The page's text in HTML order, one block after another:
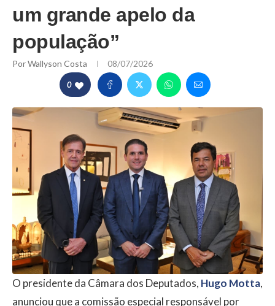
um grande apelo da
população”
PorWallyson Costa 08/07/2026
0
O presidente da Câmara dos Deputados, Hugo Motta,
anunciou que a comissão especial responsável por